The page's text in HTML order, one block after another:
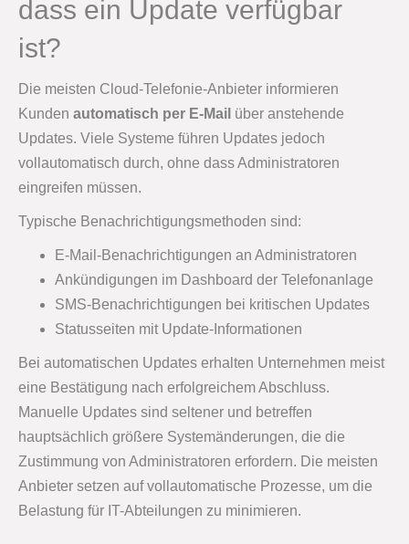
dass ein Update verfügbar
ist?
Die meisten Cloud-Telefonie-Anbieter informieren
Kunden automatisch per E-Mail über anstehende
Updates. Viele Systeme führen Updates jedoch
vollautomatisch durch, ohne dass Administratoren
eingreifen müssen.
Typische Benachrichtigungsmethoden sind:
E-Mail-Benachrichtigungen an Administratoren
Ankündigungen im Dashboard der Telefonanlage
SMS-Benachrichtigungen bei kritischen Updates
Statusseiten mit Update-Informationen
Bei automatischen Updates erhalten Unternehmen meist
eine Bestätigung nach erfolgreichem Abschluss.
Manuelle Updates sind seltener und betreffen
hauptsächlich größere Systemänderungen, die die
Zustimmung von Administratoren erfordern. Die meisten
Anbieter setzen auf vollautomatische Prozesse, um die
Belastung für IT-Abteilungen zu minimieren.